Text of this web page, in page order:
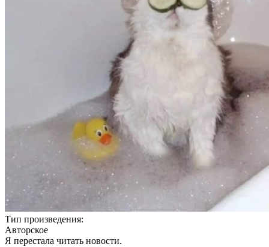
Тип произведения:
Авторское
Я перестала читать новости.